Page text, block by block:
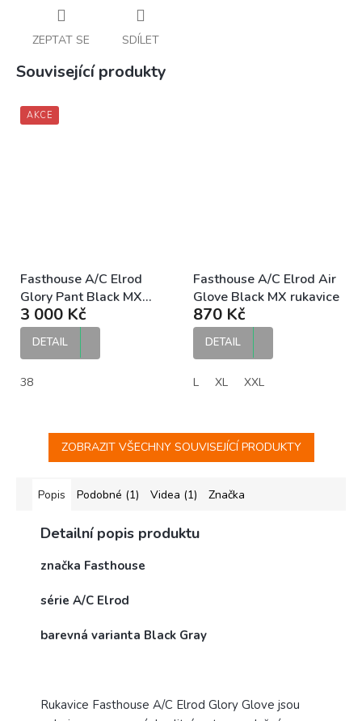
ZEPTAT SE SDÍLET
Související produkty
AKCE
Fasthouse A/C Elrod
Glory Pant Black MX
kalhoty
3 000 Kč
DETAIL
38
Fasthouse A/C Elrod Air
Glove Black MX rukavice
870 Kč
DETAIL
L XL XXL
ZOBRAZIT VŠECHNY SOUVISEJÍCÍ PRODUKTY
Popis Podobné (1) Videa (1) Značka
Detailní popis produktu
značka Fasthouse
série A/C Elrod
barevná varianta Black Gray
Rukavice Fasthouse A/C Elrod Glory Glove jsou